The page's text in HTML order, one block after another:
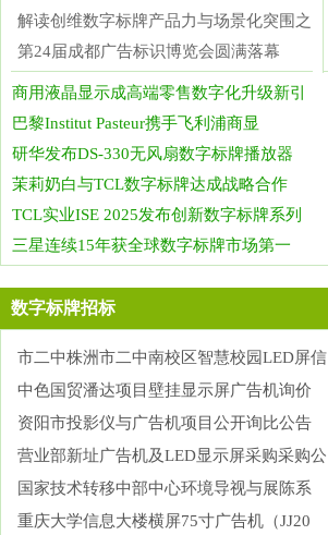
解读创维数字标牌产品力与场景化突围之
第24届成都广告标识博览会圆满落幕
商用液晶显示成高端零售数字化升级新引
巴黎Institut Pasteur携手飞利浦商显
研华发布DS-330无风扇数字标牌播放器
茉莉奶白与TCL数字标牌达成战略合作
TCL实业ISE 2025发布创新数字标牌系列
三星连续15年获全球数字标牌市场第一
数字标牌招标
市二中株洲市二中南校区智慧校园LED屏信
中色国贸潘达项目壁挂显示屏广告机询价
资阳市投影仪与广告机项目公开询比公告
营业部新址广告机及LED显示屏采购采购公
国家技术转移中部中心环境导视与展陈系
重庆大学信息大楼横屏75寸广告机（JJ20